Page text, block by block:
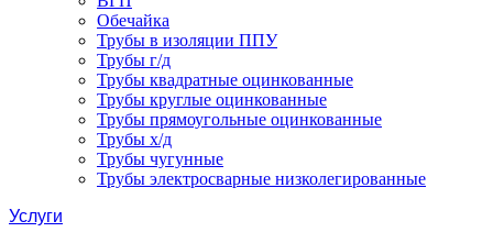
Обечайка
Трубы в изоляции ППУ
Трубы г/д
Трубы квадратные оцинкованные
Трубы круглые оцинкованные
Трубы прямоугольные оцинкованные
Трубы х/д
Трубы чугунные
Трубы электросварные низколегированные
Услуги